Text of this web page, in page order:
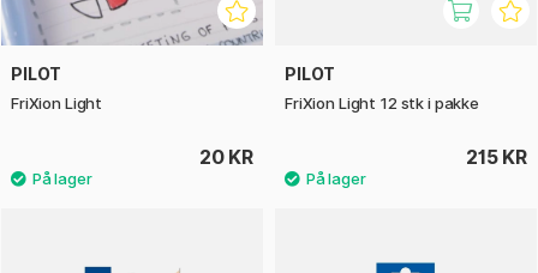
PILOT
FriXion Light
20 KR
PILOT
FriXion Light 12 stk i pakke
215 KR